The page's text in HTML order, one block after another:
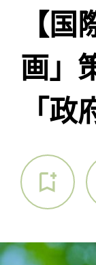
【
画」
「